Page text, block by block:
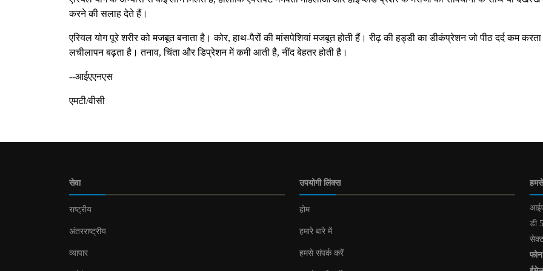
करने की सलाह देते हैं।
एरियल योग पूरे शरीर को मजबूत बनाता है। कोर, हाथ-पैरों की मांसपेशियां मजबूत होती हैं। रीढ़ की हड्डी का डीकंप्रेशन जो पीठ दर्द कम करता
लचीलापन बढ़ता है। तनाव, चिंता और डिप्रेशन में कमी आती है, नींद बेहतर होती है।
--आईएएनएस
एमटी/वीसी
सेवा
राष्ट्रीय
अंतरराष्ट्रीय
व्यापार
उपयोगी लिंक्स
होम
हमारे बारे में
हमसे संपर्क करें
डी